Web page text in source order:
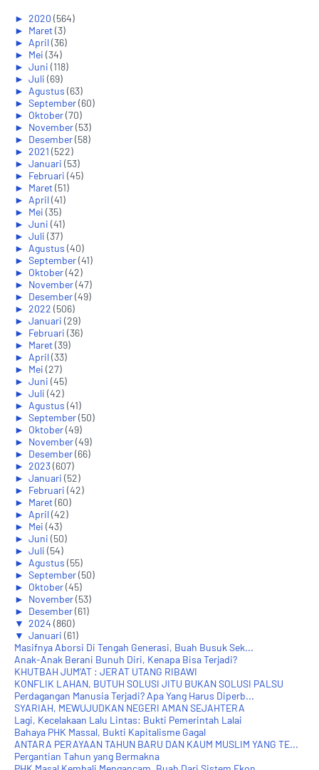
► 2020 (564)
► Maret(3)
► April(36)
► Mei (34)
► Juni (118)
► Juli (69)
► Agustus (63)
► September(60)
► Oktober(70)
► November(53)
► Desember(58)
► 2021 (522)
► Januari (53)
► Februari (45)
► Maret(51)
► April(41)
► Mei (35)
► Juni (41)
► Juli (37)
► Agustus (40)
► September(41)
► Oktober(42)
► November(47)
► Desember(49)
► 2022 (506)
► Januari (29)
► Februari (36)
► Maret(39)
► April(33)
► Mei (27)
► Juni (45)
► Juli (42)
► Agustus (41)
► September(50)
► Oktober(49)
► November(49)
► Desember(66)
► 2023(607)
► Januari (52)
► Februari (42)
► Maret(60)
► April(42)
► Mei (43)
► Juni (50)
► Juli (54)
► Agustus (55)
► September(50)
► Oktober(45)
► November(53)
► Desember(61)
▼ 2024 (860)
▼ Januari (61)
Masifnya Aborsi Di Tengah Generasi, Buah Busuk Sek...
Anak-Anak Berani Bunuh Diri, Kenapa Bisa Terjadi?
KHUTBAH JUM'AT : JERAT UTANG RIBAWI
KONFLIK LAHAN, BUTUH SOLUSI JITU BUKAN SOLUSI PALSU
Perdagangan Manusia Terjadi? Apa Yang Harus Diperb...
SYARIAH, MEWUJUDKAN NEGERI AMAN SEJAHTERA
Lagi, Kecelakaan Lalu Lintas: Bukti Pemerintah Lalai
Bahaya PHK Massal, Bukti Kapitalisme Gagal
ANTARA PERAYAAN TAHUN BARU DAN KAUM MUSLIM YANG TE...
Pergantian Tahun yang Bermakna